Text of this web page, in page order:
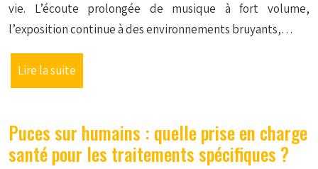
vie. L’écoute prolongée de musique à fort volume,
l’exposition continue à des environnements bruyants,…
Lire la suite
Puces sur humains : quelle prise en charge
santé pour les traitements spécifiques ?